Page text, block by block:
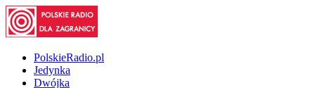
PolskieRadio.pl
Jedynka
Dwójka